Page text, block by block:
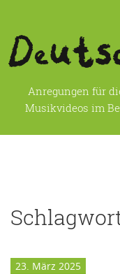
Anregungen für
Musikvideos im
23. März 2025